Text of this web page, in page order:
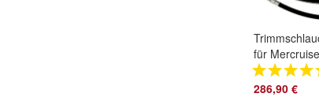
für
One & Bravo
Trimschlauch
286,90 €